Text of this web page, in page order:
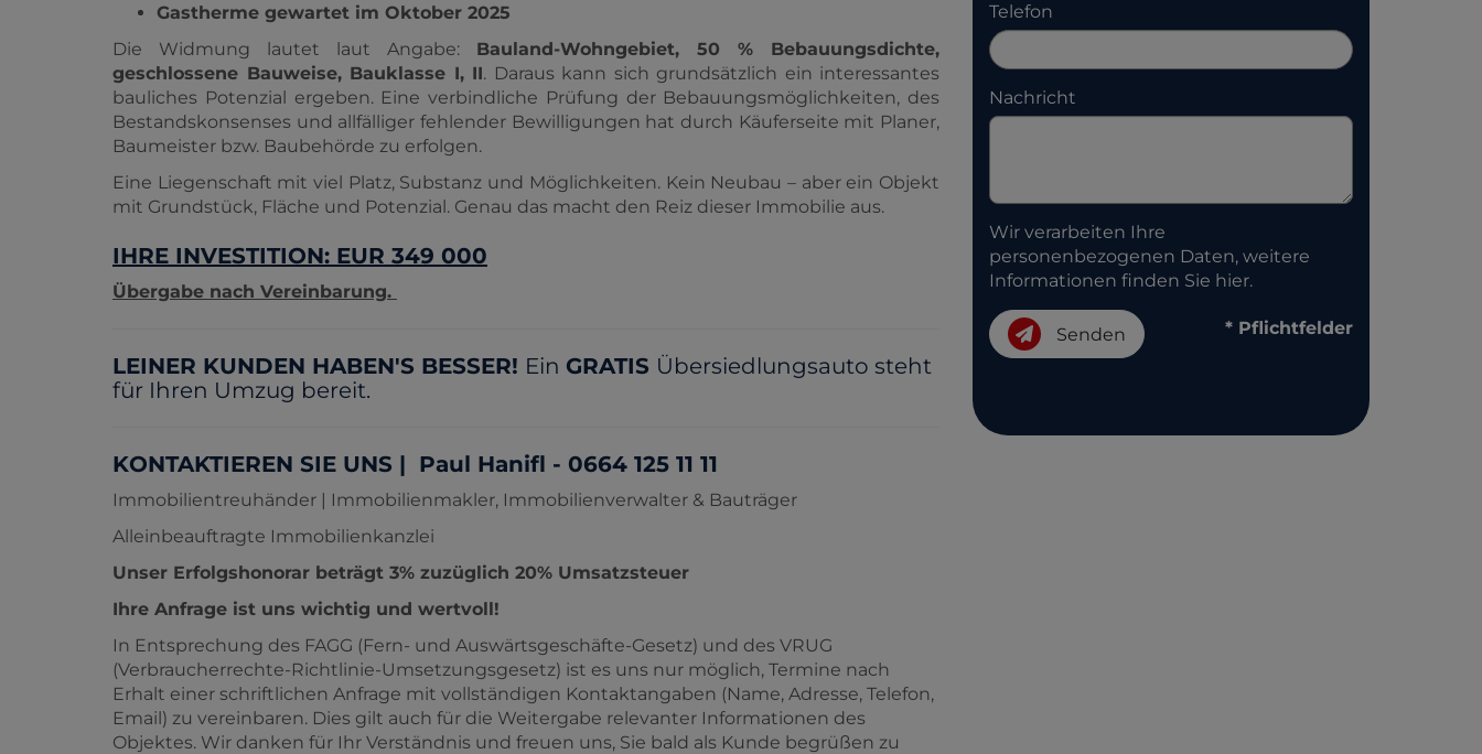
Gastherme gewartet im Oktober 2025
Die Widmung lautet laut Angabe: Bauland-Wohngebiet, 50 % Bebauungsdichte,
geschlossene Bauweise, Bauklasse I, II. Daraus kann sich grundsätzlich ein interessantes
bauliches Potenzial ergeben. Eine verbindliche Prüfung der Bebauungsmöglichkeiten, des
Bestandskonsenses und allfälliger fehlender Bewilligungen hat durch Käuferseite mit Planer,
Baumeister bzw. Baubehörde zu erfolgen.
Eine Liegenschaft mit viel Platz, Substanz und Möglichkeiten. Kein Neubau – aber ein Objekt
mit Grundstück, Fläche und Potenzial. Genau das macht den Reiz dieser Immobilie aus.
IHRE INVESTITION: EUR 349 000
Übergabe nach Vereinbarung.
LEINER KUNDEN HABEN'S BESSER! Ein GRATIS Übersiedlungsauto steht
für Ihren Umzug bereit.
KONTAKTIEREN SIE UNS | Paul Hanifl - 0664 125 11 11
Immobilientreuhänder | Immobilienmakler, Immobilienverwalter & Bauträger
Alleinbeauftragte Immobilienkanzlei
Unser Erfolgshonorar beträgt 3% zuzüglich 20% Umsatzsteuer
Ihre Anfrage ist uns wichtig und wertvoll!
In Entsprechung des FAGG (Fern- und Auswärtsgeschäfte-Gesetz) und des VRUG
(Verbraucherrechte-Richtlinie-Umsetzungsgesetz) ist es uns nur möglich, Termine nach
Erhalt einer schriftlichen Anfrage mit vollständigen Kontaktangaben (Name, Adresse, Telefon,
Email) zu vereinbaren. Dies gilt auch für die Weitergabe relevanter Informationen des
Objektes. Wir danken für Ihr Verständnis und freuen uns, Sie bald als Kunde begrüßen zu
Telefon
Nachricht
Wir verarbeiten Ihre
personenbezogenen Daten, weitere
Informationen finden Sie hier.
Senden * Pflichtfelder